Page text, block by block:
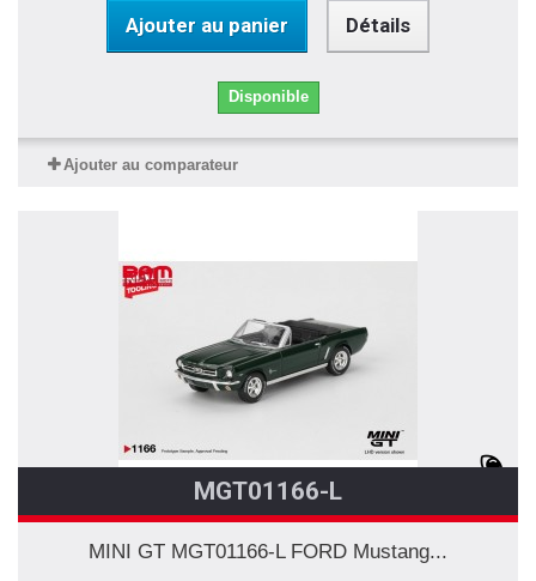
Ajouter au panier Détails
Disponible
Ajouter au comparateur
MGT01166-L
MINI GT MGT01166-L FORD Mustang...